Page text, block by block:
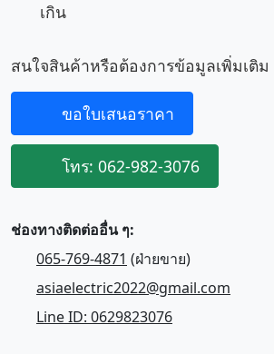
เกิน
สนใจสินค้าหรือต้องการข้อมูลเพิ่มเติม
ขอใบเสนอราคา
โทร: 062-982-3076
ช่องทางติดต่ออื่น ๆ:
065-769-4871 (ฝ่ายขาย)
asiaelectric2022@gmail.com
Line ID: 0629823076